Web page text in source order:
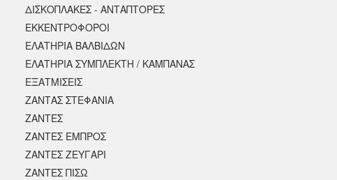
ΔΙΣΚΟΠΛΑΚΕΣ - ΑΝΤΑΠΤΟΡΕΣ
ΕΚΚΕΝΤΡΟΦΟΡΟΙ
ΕΛΑΤΗΡΙΑ ΒΑΛΒΙΔΩΝ
ΕΛΑΤΗΡΙΑ ΣΥΜΠΛΕΚΤΗ / ΚΑΜΠΑΝΑΣ
ΕΞΑΤΜΙΣΕΙΣ
ΖΑΝΤΑΣ ΣΤΕΦΑΝΙΑ
ΖΑΝΤΕΣ
ΖΑΝΤΕΣ ΕΜΠΡΟΣ
ΖΑΝΤΕΣ ΖΕΥΓΑΡΙ
ΖΑΝΤΕΣ ΠΙΣΩ